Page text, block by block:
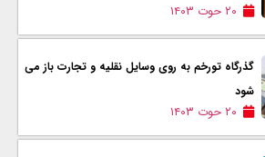
۲۰ حوت ۱۴۰۳
گذرگاه تورخم به روی وسایل نقلیه و تجارت باز می
شود
۲۰ حوت ۱۴۰۳